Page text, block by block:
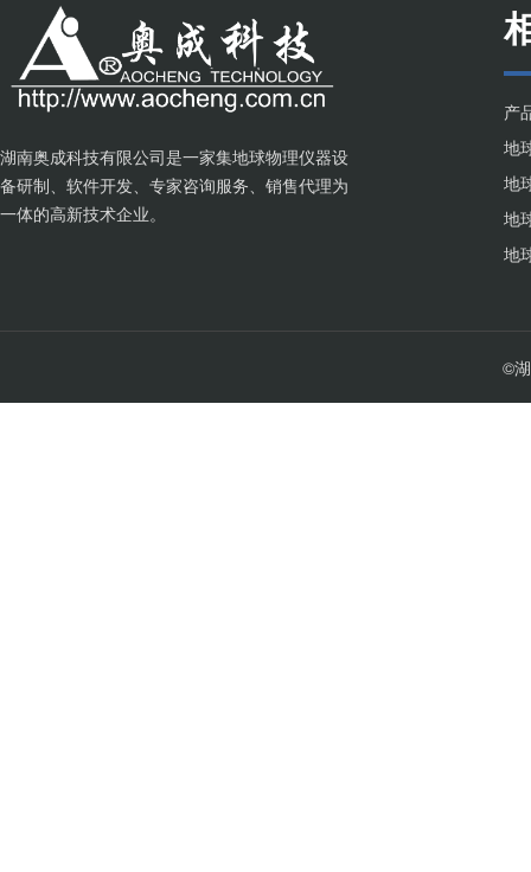
湖南奥成科技有限公司是一家集地球物理仪器设
备研制、软件开发、专家咨询服务、销售代理为
一体的高新技术企业。
产
©